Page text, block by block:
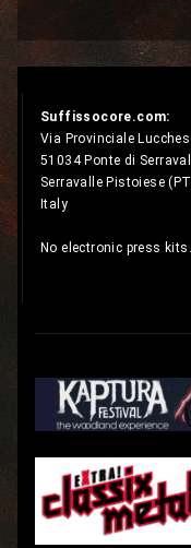
Suffissocore.com:
Via Provinciale
51034 Ponte di
Serravalle Pistoiese
Italy
No electronic press kits.